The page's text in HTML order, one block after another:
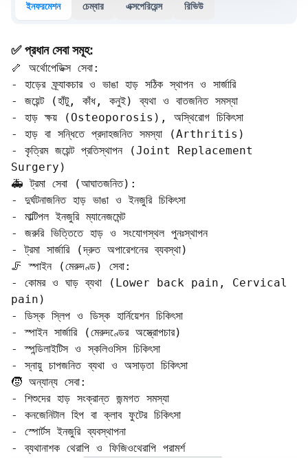
ইনফরমেশন চেম্বার এক্সপেরিয়েন্স রিভিউ
✅ প্রধান সেবা সমূহ:
🦴 অর্থোপেডিক্স সেবা:
- হাড়ের ফ্র্যাকচার ও ভাঙা হাড় সঠিক স্থাপন ও সার্জারি
- জয়েন্ট (হাঁটু, কাঁধ, কনুই) ব্যথা ও বাতজনিত সমস্যা
- হাড় ক্ষয় (Osteoporosis), অস্থিরোগ চিকিৎসা
- হাড় বা সন্ধিতে প্রদাহজনিত সমস্যা (Arthritis)
- কৃত্রিম জয়েন্ট প্রতিস্থাপন (Joint Replacement
Surgery)
🚑 ট্রমা সেবা (আঘাতজনিত):
- দুর্ঘটনাজনিত হাড় ভাঙা ও ইনজুরি চিকিৎসা
- মাল্টিপল ইনজুরি ম্যানেজমেন্ট
- জরুরি ভিত্তিতে হাড় ও সংযোগস্থল পুনঃস্থাপন
- ট্রমা সার্জারি (দ্রুত অপারেশনের ব্যবস্থা)
🦵 স্পাইন (মেরুদণ্ড) সেবা:
- কোমর ও ঘাড় ব্যথা (Lower back pain, Cervical
pain)
- ডিস্ক স্লিপ ও ডিস্ক হার্নিয়েশন চিকিৎসা
- স্পাইন সার্জারি (মেরুদণ্ডের অস্ত্রোপচার)
- স্পন্ডিলাইটিস ও স্কলিওসিস চিকিৎসা
- স্নায়ু চাপজনিত ব্যথা ও অসাড়তা চিকিৎসা
🧒 অন্যান্য সেবা:
- শিশুদের হাড় সংক্রান্ত জন্মগত সমস্যা
- কনজেনিটাল হিপ বা ক্লাব ফুটের চিকিৎসা
- স্পোর্টস ইনজুরি ব্যবস্থাপনা
- ব্যথানাশক থেরাপি ও ফিজিওথেরাপি পরামর্শ